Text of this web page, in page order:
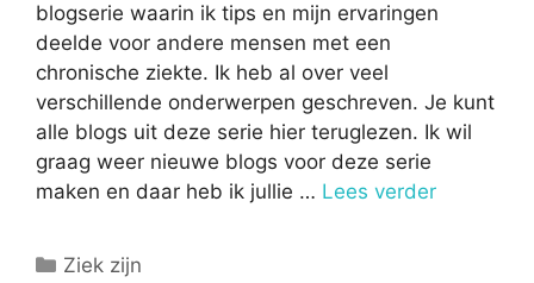
blogserie waarin ik tips en mijn ervaringen
deelde voor andere mensen met een
chronische ziekte. Ik heb al over veel
verschillende onderwerpen geschreven. Je kunt
alle blogs uit deze serie hier teruglezen. Ik wil
graag weer nieuwe blogs voor deze serie
maken en daar heb ik jullie … Lees verder
Categorieën
Ziek zijn